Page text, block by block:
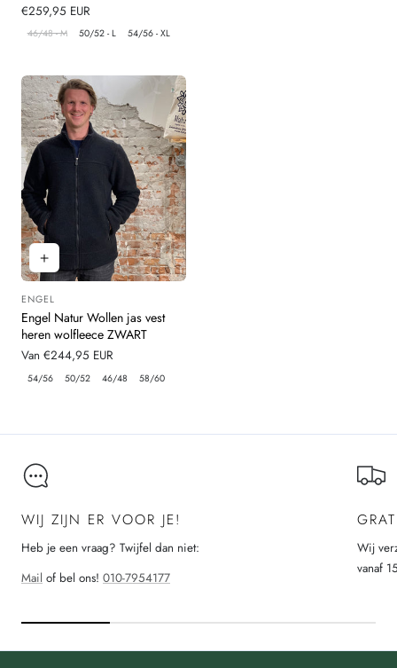
Normale
prijs
€259,95 EUR
46/48 - M 50/52 - L 54/56 - XL
Leverancier:
ENGEL
Engel Natur Wollen jas vest
heren wolfleece ZWART
Normale
prijs
Van €244,95 EUR
54/56 50/52 46/48 58/60
WIJ ZIJN ER VOOR JE!
Heb je een vraag? Twijfel dan niet:
Mail of bel ons! 010-7954177
Wij
vanaf